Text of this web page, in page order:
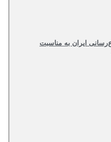
ایران به مناسبت